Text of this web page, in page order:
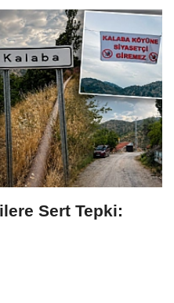
Sert Tepki: